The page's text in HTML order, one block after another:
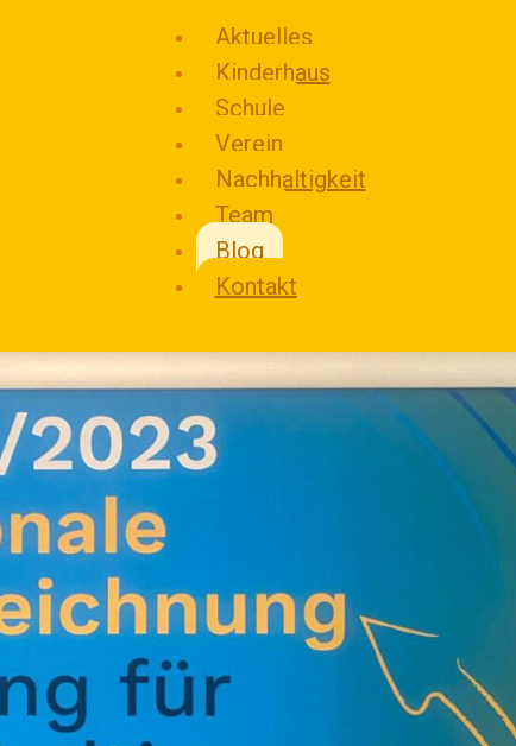
Aktuelles
Kinderhaus
Schule
Verein
Nachhaltigkeit
Team
Blog
Kontakt
KINDERHAUS UND STAATLICH ANERKANNTE GRUNDSCHULE
IN FREIER TRÄGERSCHAFT